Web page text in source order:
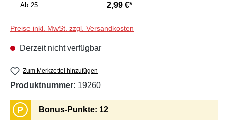
Ab 25 2,99 €*
Preise inkl. MwSt. zzgl. Versandkosten
Derzeit nicht verfügbar
Zum Merkzettel hinzufügen
Produktnummer: 19260
P Bonus-Punkte: 12